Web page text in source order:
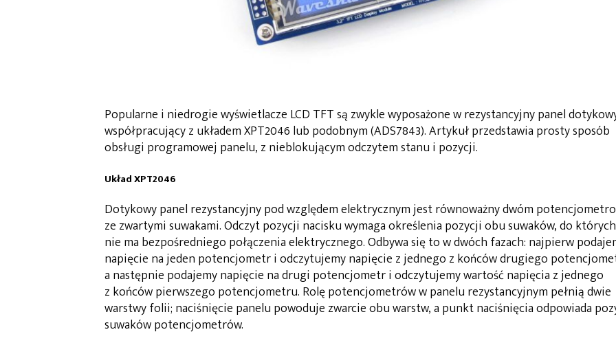
Popularne i niedrogie wyświetlacze LCD TFT są zwykle wyposażone w rezystancyjny panel
współpracujący z układem XPT2046 lub podobnym (ADS7843). Artykuł przedstawia prosty sposób
obsługi programowej panelu, z nieblokującym odczytem stanu i pozycji.
Układ XPT2046
Dotykowy panel rezystancyjny pod względem elektrycznym jest równoważny dwóm
ze zwartymi suwakami. Odczyt pozycji nacisku wymaga określenia pozycji obu suwaków, do których
nie ma bezpośredniego połączenia elektrycznego. Odbywa się to w dwóch fazach: najpierw
napięcie na jeden potencjometr i odczytujemy napięcie z jednego z końców drugiego
a następnie podajemy napięcie na drugi potencjometr i odczytujemy wartość napięcia z jednego
z końców pierwszego potencjometru. Rolę potencjometrów w panelu rezystancyjnym pełnią dwie
warstwy folii; naciśnięcie panelu powoduje zwarcie obu warstw, a punkt naciśnięcia odpowiada
suwaków potencjometrów.